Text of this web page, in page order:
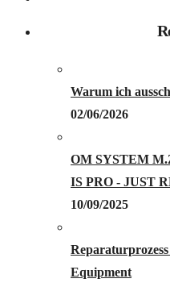
Warum ich
02/06/2026
OM SYSTEM
IS PRO - JUST
10/09/2025
Equipment